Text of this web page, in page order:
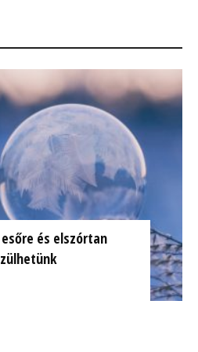
és elszórtan